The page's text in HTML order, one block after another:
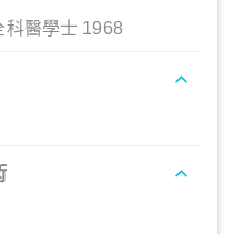
科醫學士 1968